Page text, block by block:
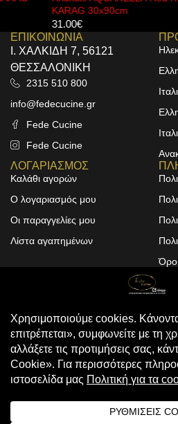
KARAG 30x90cm
ΕΠΙΚΟΙΝΩΝΙΑ
Ι. ΧΑΛΚΙΔΗ 7, 56121
ΘΕΣΣΑΛΟΝΙΚΗ
2315 510 800
info@fedecucine.gr
Fede Cucine
Fede Cucine
ΛΟΓΑΡΙΑΣΜΟΣ
Καλάθι αγορών
Ο λογαριασμός μου
Οι παραγγελίες μου
Λίστα αγαπημένων
© 2025 FEDE CUCINE
. All
Reserved
Design & Development by
ALPHA DESIGNERS
Compare (0)